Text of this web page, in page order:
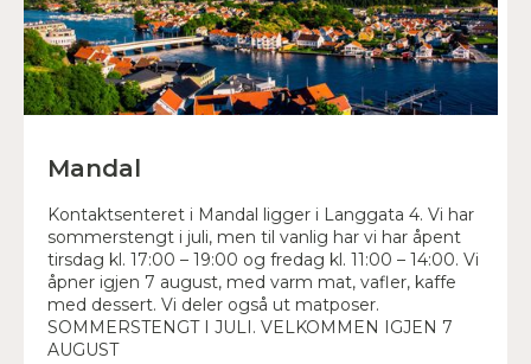
Mandal
Kontaktsenteret i Mandal ligger i Langgata 4. Vi har
sommerstengt i juli, men til vanlig har vi har åpent
tirsdag kl. 17:00 – 19:00 og fredag kl. 11:00 – 14:00. Vi
åpner igjen 7 august, med varm mat, vafler, kaffe
med dessert. Vi deler også ut matposer.
SOMMERSTENGT I JULI. VELKOMMEN IGJEN 7
AUGUST